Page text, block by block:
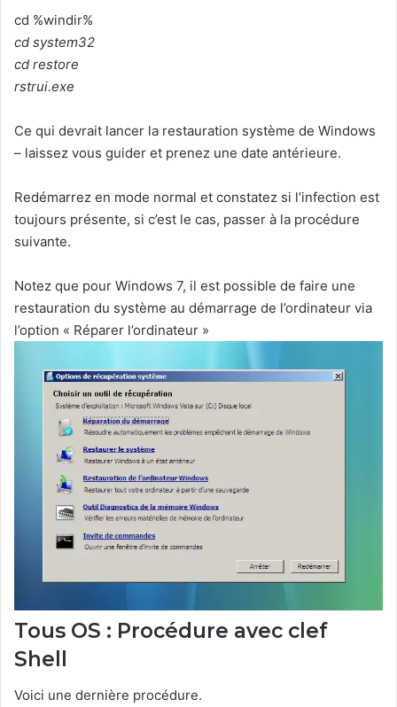
cd %windir%
cd system32
cd restore
rstrui.exe
Ce qui devrait lancer la restauration système de Windows
– laissez vous guider et prenez une date antérieure.
Redémarrez en mode normal et constatez si l’infection est
toujours présente, si c’est le cas, passer à la procédure
suivante.
Notez que pour Windows 7, il est possible de faire une
restauration du système au démarrage de l’ordinateur via
l’option « Réparer l’ordinateur »
Tous OS : Procédure avec clef
Shell
Voici une dernière procédure.